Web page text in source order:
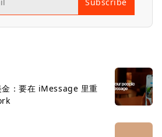
：要在 iMessage 里重